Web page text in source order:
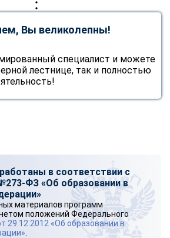
Вы великолепны!
специалист и можете
лестнице, так и полностью
в соответствии с
ФЗ «Об образовании в
материалов программ
положений Федерального
29.12.2012 «Об образовании в